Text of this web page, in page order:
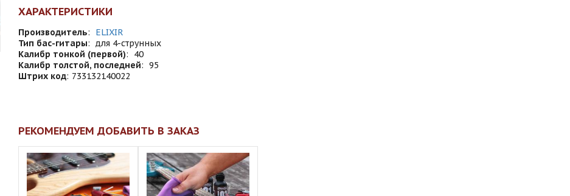
ХАРАКТЕРИСТИКИ
Производитель:
ELIXIR
Тип бас-гитары: для 4-струнных
Калибр тонкой (первой):
40
Калибр толстой, последней: 95
Штрих код: 733132140022
РЕКОМЕНДУЕМ ДОБАВИТЬ В ЗАКАЗ